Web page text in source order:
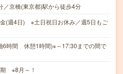
／京橋(東京都)駅から徒歩4分
(週4日) ※土日祝日お休み／週5日もご
6時間 休憩1時間)※～17:30までの間で
期 ※8月～！